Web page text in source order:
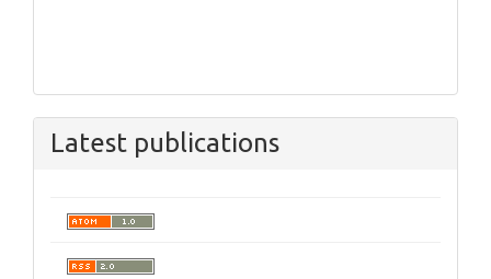
Latest publications